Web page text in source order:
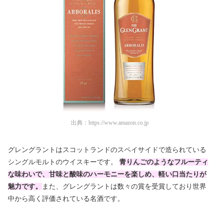
出典： https://www.amazon.co.jp
グレングラントはスコットランドのスペイサイドで造られている
シングルモルトのウイスキーです。 青りんごのようなフルーティ
な味わいで、甘味と酸味のハーモニーを楽しめ、軽い口当たりが
魅力です。
また、グレングラントは数々の賞を受賞しており世界
中から高く評価されている名酒です。